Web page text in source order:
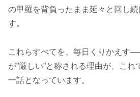
の甲羅を背負ったまま延々と回し
す。
これらすべてを、毎日くりかえす
が”厳しい”と称される理由が、これ
一話となっています。